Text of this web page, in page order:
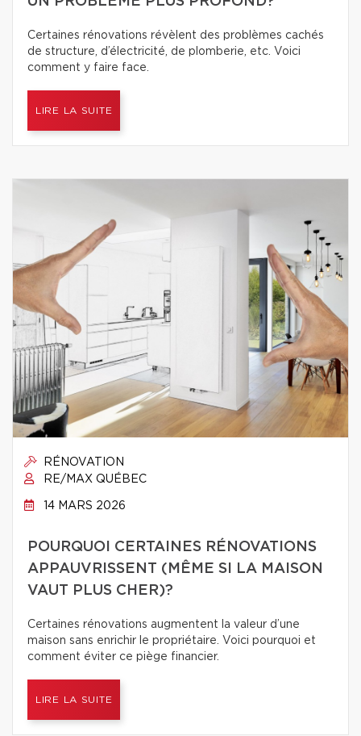
Certaines rénovations révèlent des problèmes cachés
de structure, d’électricité, de plomberie, etc. Voici
comment y faire face.
LIRE LA SUITE
RÉNOVATION
RE/MAX QUÉBEC
14 MARS 2026
POURQUOI CERTAINES RÉNOVATIONS
APPAUVRISSENT (MÊME SI LA MAISON
VAUT PLUS CHER)?
Certaines rénovations augmentent la valeur d’une
maison sans enrichir le propriétaire. Voici pourquoi et
comment éviter ce piège financier.
LIRE LA SUITE